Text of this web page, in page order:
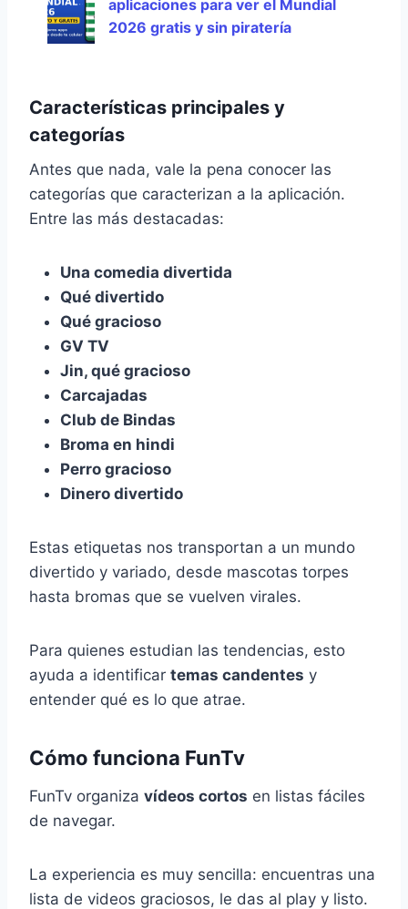
aplicaciones para ver el Mundial
2026 gratis y sin piratería
Características principales y
categorías
Antes que nada, vale la pena conocer las
categorías que caracterizan a la aplicación.
Entre las más destacadas:
Una comedia divertida
Qué divertido
Qué gracioso
GV TV
Jin, qué gracioso
Carcajadas
Club de Bindas
Broma en hindi
Perro gracioso
Dinero divertido
Estas etiquetas nos transportan a un mundo
divertido y variado, desde mascotas torpes
hasta bromas que se vuelven virales.
Para quienes estudian las tendencias, esto
ayuda a identificar temas candentes y
entender qué es lo que atrae.
Cómo funciona FunTv
FunTv organiza vídeos cortos en listas fáciles
de navegar.
La experiencia es muy sencilla: encuentras una
lista de videos graciosos, le das al play y listo.